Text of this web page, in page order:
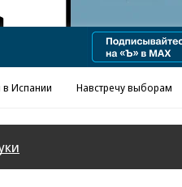
Испании Навстречу выборам